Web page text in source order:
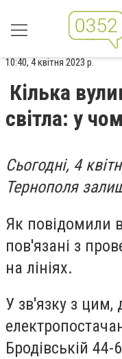
10:40, 4 квітня 2023 р.
Кілька
світла: у
Сьогодні, 4
Тернополя
Як повідомили
пов'язані з
на лініях.
У зв'язку з цим,
Бродівській